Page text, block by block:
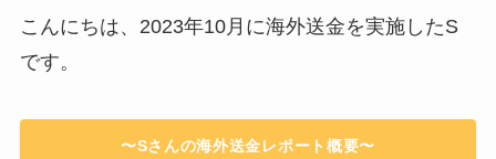
こんにちは、2023年10月に海外送金を実施したS
です。
〜Sさんの海外送金レポート概要〜